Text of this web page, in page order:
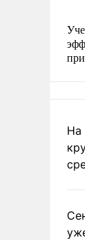
На